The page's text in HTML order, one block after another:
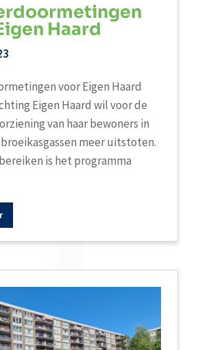
Haard
voor Eigen Haard
Eigen Haard wil voor de
van haar bewoners in
broeikasgassen meer uitstoten.
is het programma